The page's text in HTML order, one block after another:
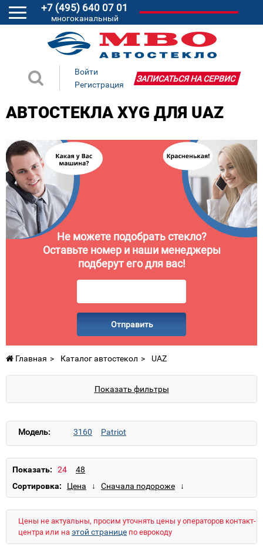
+7 (495) 640 07 01
многоканальный
Войти
Регистрация
ЗАПИСАТЬСЯ НА СЕРВИС
АВТОСТЕКЛА XYG ДЛЯ UAZ
Не можете подобрать стекло?
Оставьте номер и наши менеджеры
подберут его для вас!
Отправить
Главная Каталог автостекол UAZ
Показать фильтры
Модель: 3160 Patriot
Показать:
Сортировка:
Цены не актуальны, просим уточнять цены у операторов контакт-
центра или на этой странице по еврокоду